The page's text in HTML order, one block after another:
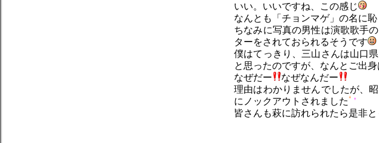
いい。いいですね、この感じ
なんとも「チョンマゲ」の名に
ちなみに写真の男性は演歌歌手
ターをされておられるそうです
僕はてっきり、三山さんは山口
と思ったのですが、なんとご出身
なぜだー
なぜなんだー
理由はわかりませんでしたが、
にノックアウトされました
皆さんも萩に訪れられたら是非